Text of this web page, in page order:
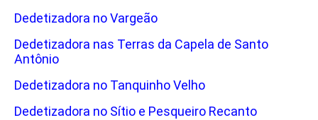
Dedetizadora no Vargeão
Dedetizadora nas Terras da Capela de Santo
Antônio
Dedetizadora no Tanquinho Velho
Dedetizadora no Sítio e Pesqueiro Recanto